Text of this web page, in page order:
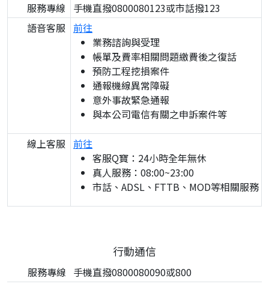
服務專線
手機直撥0800080123或市話撥123
語音客服 前往
業務諮詢與受理
帳單及費率相關問題繳費後之復話
預防工程挖損案件
通報機線異常障礙
意外事故緊急通報
與本公司電信有關之申訴案件等
線上客服 前往
客服Q寶：24小時全年無休
真人服務：08:00~23:00
市話、ADSL、FTTB、MOD等相關服務
行動通信
服務專線 手機直撥0800080090或800